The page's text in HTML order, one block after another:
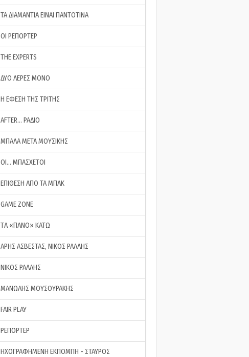
ΤΑ ΔΙΑΜΑΝΤΙΑ ΕΙΝΑΙ ΠΑΝΤΟΤΙΝΑ
ΟΙ ΡΕΠΟΡΤΕΡ
THE EXPERTS
ΔΥΟ ΛΕΡΕΣ ΜΟΝΟ
Η ΕΦΕΣΗ ΤΗΣ ΤΡΙΤΗΣ
AFTER… ΡΑΔΙΟ
ΜΠΑΛΑ ΜΕΤΑ ΜΟΥΣΙΚΗΣ
ΟΙ… ΜΠΑΣΧΕΤΟΙ
ΕΠΙΘΕΣΗ ΑΠΟ ΤΑ ΜΠΑΚ
GAME ZONE
ΤA «ΠΑΝΟ» ΚΑΤΩ
ΑΡΗΣ ΑΣΒΕΣΤΑΣ, ΝΙΚΟΣ ΡΑΛΛΗΣ
ΝΙΚΟΣ ΡΑΛΛΗΣ
ΜΑΝΩΛΗΣ ΜΟΥΣΟΥΡΑΚΗΣ
FAIR PLAY
ΡΕΠΟΡΤΕΡ
ΗΧΟΓΡΑΦΗΜΕΝΗ ΕΚΠΟΜΠΗ - ΣΤΑΥΡΟΣ